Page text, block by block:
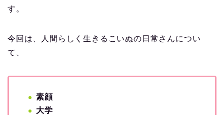
す。
今回は、人間らしく生きるこいぬの日常さんについ
て、
素顔
大学